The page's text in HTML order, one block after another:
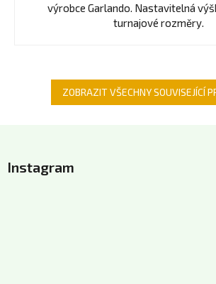
výrobce Garlando. Nastavitelná
turnajové rozměry.
ZOBRAZIT VŠECHNY SOUVISEJÍCÍ
pInstagram